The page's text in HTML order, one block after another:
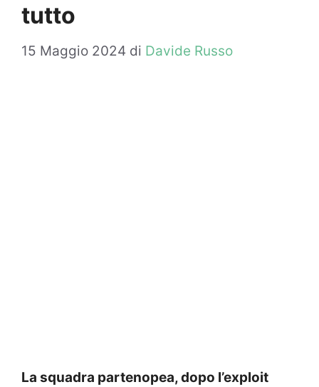
tutto
15 Maggio 2024 di Davide Russo
La squadra partenopea, dopo l’exploit